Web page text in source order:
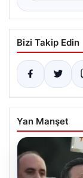
Bizi Takip Edin
Yan Manşet